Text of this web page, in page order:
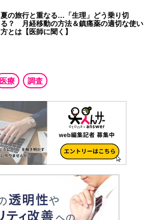
夏の旅行と重なる…「生理」どう乗り切
る？ 月経移動の方法＆鎮痛薬の適切な使い
方とは【医師に聞く】
医療 調査